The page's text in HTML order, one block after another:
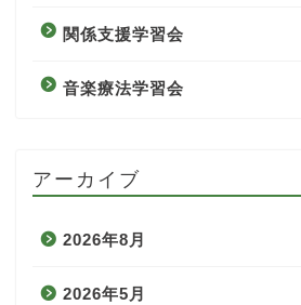
関係支援学習会
音楽療法学習会
アーカイブ
2026年8月
2026年5月